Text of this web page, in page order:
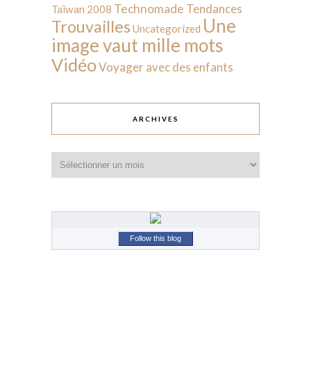
Taïwan 2008 Technomade Tendances
Trouvailles Uncategorized Une
image vaut mille mots
VidéoVoyager avec des enfants
ARCHIVES
Follow this blog